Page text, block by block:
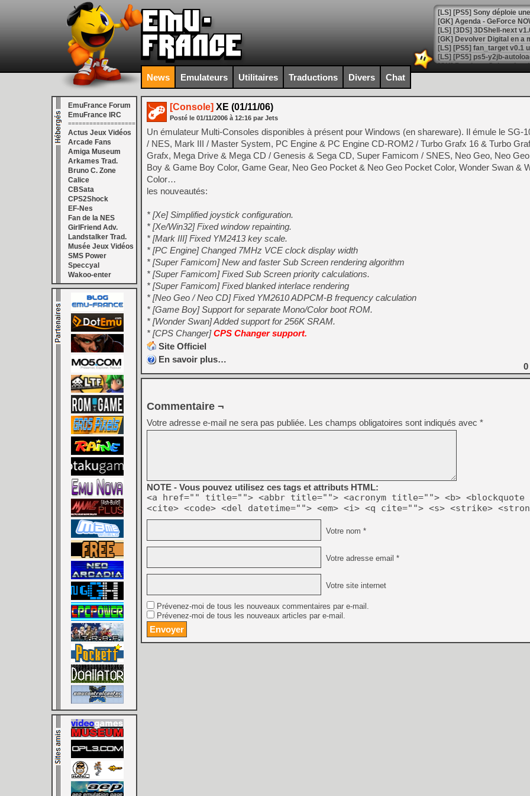
[GK] Agenda - GeForce
[GK] Devolver Digital en a
[LS] [PS5] ps5-y2jb-
[GK] Pourquoi Marvel
[GK] Test : Restory : Chill
[GK] GTA 6 : Rockstar
[GK] Hot Wheels Infinite
[GK] Mémoire cash -
[GK] Résultats Nintendo :
[GK] Déjà des
[Mo5] Brickboy cherche à
[GK] Minecraft et ses «
[GK] Beast of
[GK] Ubisoft : fin de partie
[GK] Mémoire cash -
[GK] Dan Houser (GTA)
[GK] Comment EA Sports
[GK] Crimson Moon : un
[GK] Isle of Reveries : le
[GK] Moonlighter 2 : The
[GK] Capcom relance
[Mo5] Deux inédits du
[GK] Le beat'em up The
[GK] Endless Legend 2 :
[LS] [PS5] Le WebKit
[GK] Oubliez Crazy Taxi,
[LS] [Switch] NSZ 5.0.0
[GK] No More Room in
News Emulateurs Utilitaires Traductions Divers Chat
EmuFrance Forum
EmuFrance IRC
===================
Actus Jeux Vidéos
Arcade Fans
Amiga Museum
Arkames Trad.
Bruno C. Zone
Calice
CBSata
CPS2Shock
EF-Nes
Fan de la NES
GirlFriend Adv.
Landstalker Trad.
Musée Jeux Vidéos
SMS Power
Speccyal
Wakoo-enter
[Console] XE (01/11/06)
Posté le 01/11/2006 à 12:16 par Jets
Un émulateur Multi-Consoles disponibles à présent pour Windows (en shareware). Il émule le SG-
/ NES, Mark III / Master System, PC Engine & PC Engine CD-ROM2 / Turbo Grafx 16 & Turbo
Grafx, Mega Drive & Mega CD / Genesis & Sega CD, Super Famicom / SNES, Neo Geo, Neo
Boy & Game Boy Color, Game Gear, Neo Geo Pocket & Neo Geo Pocket Color, Wonder Swan &
Color…
les nouveautés:
* [Xe] Simplified joystick configuration.
* [Xe/Win32] Fixed window repainting.
* [Mark III] Fixed YM2413 key scale.
* [PC Engine] Changed 7MHz VCE clock display width
* [Super Famicom] New and faster Sub Screen rendering algorithm
* [Super Famicom] Fixed Sub Screen priority calculations.
* [Super Famicom] Fixed blanked interlace rendering
* [Neo Geo / Neo CD] Fixed YM2610 ADPCM-B frequency calculation
* [Game Boy] Support for separate Mono/Color boot ROM.
* [Wonder Swan] Added support for 256K SRAM.
* [CPS Changer]CPS Changer support.
Site Officiel
En savoir plus…
0
Commentaire ¬
Votre adresse e-mail ne sera pas publiée. Les champs obligatoires sont indiqués avec *
NOTE - Vous pouvez utilisez ces tags et attributs HTML:
<a href="" title=""> <abbr title=""> <acronym title=""> <b> <blockquote
<cite> <code> <del datetime=""> <em> <i> <q cite=""> <s> <strike>
Votre nom *
Votre adresse email *
Votre site internet
Prévenez-moi de tous les nouveaux commentaires par e-mail.
Prévenez-moi de tous les nouveaux articles par e-mail.